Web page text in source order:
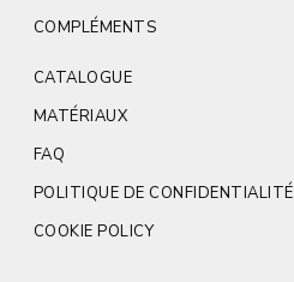
COMPLÉMENTS
CATALOGUE
MATÉRIAUX
FAQ
POLITIQUE DE CONFIDENTIALITÉ
COOKIE POLICY